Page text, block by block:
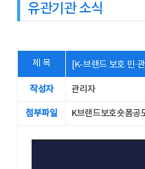
유관기관 소식
제 목 [K-브랜드 보호 민·
작성자 관리자
첨부파일 K브랜드보호숏폼